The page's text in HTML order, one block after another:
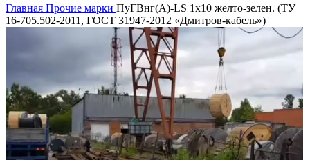
Главная Прочие марки ПуГВнг(А)-LS 1х10 желто-зелен. (ТУ
16-705.502-2011, ГОСТ 31947-2012 «Дмитров-кабель»)